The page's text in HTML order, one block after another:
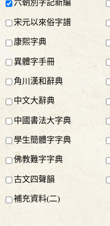
六朝別字記新編
宋元以來俗字譜
康熙字典
異體字手冊
角川漢和辭典
中文大辭典
中國書法大字典
學生簡體字字典
佛教難字字典
古文四聲韻
補充資料(二)